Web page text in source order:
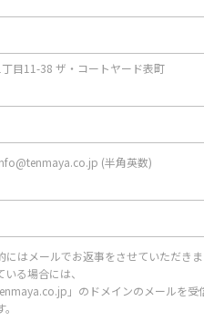
目11-38 ザ・コートヤード表町
(半角英数)
にはメールでお返事をさせていただき
いる場合には、
」のドメインのメールを